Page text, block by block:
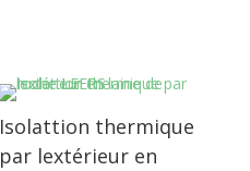
Isolattion thermique
par lextérieur en